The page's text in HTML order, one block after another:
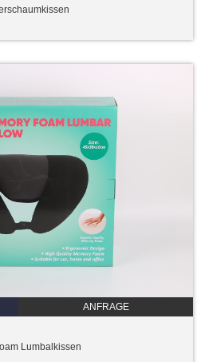
ANFRAGE
Lumbalkissen